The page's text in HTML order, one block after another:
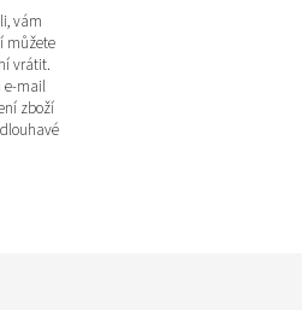
vám
můžete
vrátit.
e-mail
zboží